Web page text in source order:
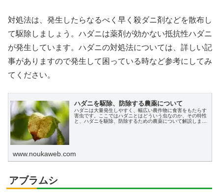
対処法は、発生したらなるべく早く殺ダニ剤などを散布し
て駆除しましょう。ハダニは薬剤が効かない抵抗性ハダニ
が発生しています。ハダニの対処法については、詳しい記
事がありますので発生して困っている時など参考にしてみ
てください。
ハダニを駆除、防除する農薬について
ハダニは大量発生しやすく、幅広い農作物に食害をもたらす
害虫です。ここではハダニとはどういう虫なのか、その特性
と、ハダニを駆除、防除するための農薬について解説しま
www.noukaweb.com
アブラムシ